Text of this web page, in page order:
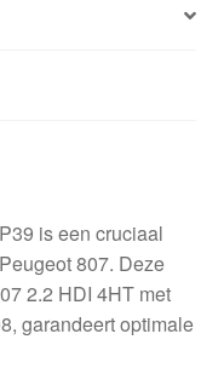
is een cruciaal
807. Deze
2.2 HDI 4HT met
garandeert optimale